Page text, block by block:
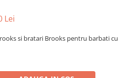
Lei
si bratari Brooks pentru barbati